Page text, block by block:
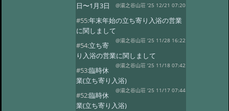
日〜1月3日
@湯之谷山荘 '25 12/21 07:20
#55:年末年始の立ち寄り入浴の営業
に関しまして
@湯之谷山荘 '25 11/28 16:22
#54:立ち寄
り入浴の営業に関しまして
@湯之谷山荘 '25 11/18 07:42
#53:臨時休
業(立ち寄り入浴)
@湯之谷山荘 '25 11/17 07:44
#52:臨時休
業(立ち寄り入浴)